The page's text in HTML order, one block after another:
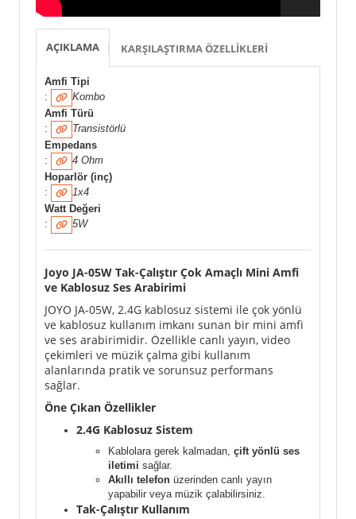
AÇIKLAMA KARŞILAŞTIRMA ÖZELLIKLERI
Amfi Tipi
:
Kombo
Amfi Türü
:
Transistörlü
Empedans
:
4 Ohm
Hoparlör (inç)
:
1x4
Watt Değeri
:
5W
Joyo JA-05W Tak-Çalıştır Çok Amaçlı Mini Amfi
ve Kablosuz Ses Arabirimi
JOYO JA-05W, 2.4G kablosuz sistemi ile çok yönlü
ve kablosuz kullanım imkanı sunan bir mini amfi
ve ses arabirimidir. Özellikle canlı yayın, video
çekimleri ve müzik çalma gibi kullanım
alanlarında pratik ve sorunsuz performans
sağlar.
Öne Çıkan Özellikler
2.4G Kablosuz Sistem
Kablolara gerek kalmadan, çift yönlü ses
iletimi sağlar.
Akıllı telefon üzerinden canlı yayın
yapabilir veya müzik çalabilirsiniz.
Tak-Çalıştır Kullanım